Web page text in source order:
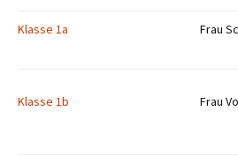
Klasse 1a Frau
Klasse 1b Frau